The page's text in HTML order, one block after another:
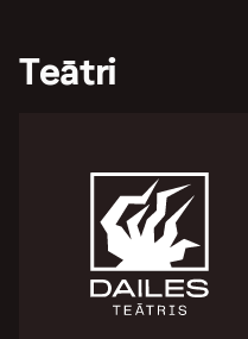
Teātri